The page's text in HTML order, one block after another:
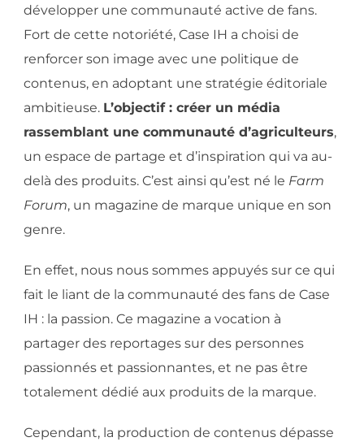
développer une communauté active de fans.
Fort de cette notoriété, Case IH a choisi de
renforcer son image avec une politique de
contenus, en adoptant une stratégie éditoriale
ambitieuse. L’objectif : créer un média
rassemblant une communauté d’agriculteurs,
un espace de partage et d’inspiration qui va au-
delà des produits. C’est ainsi qu’est né le Farm
Forum, un magazine de marque unique en son
genre.
En effet, nous nous sommes appuyés sur ce qui
fait le liant de la communauté des fans de Case
IH : la passion. Ce magazine a vocation à
partager des reportages sur des personnes
passionnés et passionnantes, et ne pas être
totalement dédié aux produits de la marque.
Cependant, la production de contenus dépasse